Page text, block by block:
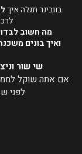
בוובינר תגלה איך
מה חשוב
ואיך בונים
שי שור
אם אתה שוקל
לפני